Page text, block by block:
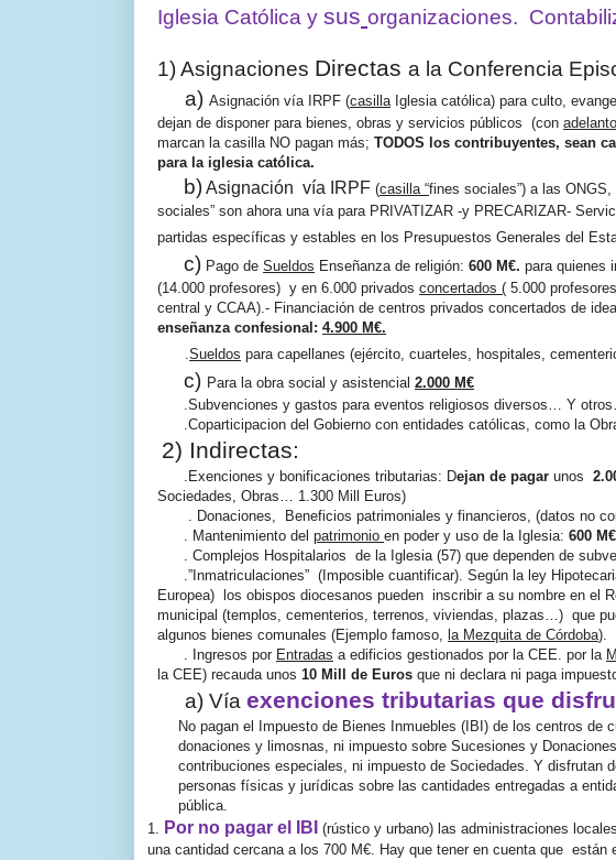
Iglesia Católica ysus organizaciones.
1) Asignaciones Directasa la Conferencia
a)Asignación vía IRPF (casillaIglesia católica) para culto,
dejan de disponer para bienes, obras y servicios públicos
(con
marcan la casilla NO pagan más;TODOS los contribuyentes, sean
para la iglesia católica.
b)Asignación vía IRPF(casilla “fines sociales”) a las
sociales” son ahora una vía para PRIVATIZAR -y PRECARIZAR-
partidas específicas y estables en los Presupuestos Generales del
c) Pago deSueldos Enseñanza de religión:600 M€. para quienes
(14.000 profesores) y en 6.000 privadosconcertados ( 5.000
central y CCAA).- Financiación de centros privados concertados de
enseñanza confesional:4.900 M€.
.Sueldos para capellanes (ejército, cuarteles, hospitales,
c) Para la obra social y asistencial2.000 M€
.Subvenciones y gastos para eventos religiosos diversos… Y
.Coparticipacion del Gobierno con entidades católicas, como la
2) Indirectas:
.Exenciones y bonificaciones tributarias: Dejan de pagarunos
Sociedades, Obras… 1.300 Mill Euros)
. Donaciones,
Beneficios patrimoniales y financieros, (datos no
. Mantenimiento delpatrimonioen poder y uso de la Iglesia:600 M€
. Complejos Hospitalarios
de la Iglesia (57) que dependen de
.”Inmatriculaciones” (Imposible cuantificar). Según la ley
Europea)
los obispos diocesanos pueden inscribir a su nombre en el
municipal (templos, cementerios, terrenos, viviendas, plazas…) que
algunos bienes comunales (Ejemplo famoso, la Mezquita de Córdoba).
. Ingresos por Entradas a edificios gestionados por la CEE. por la
la CEE) recauda unos10 Mill de Eurosque ni declara ni paga
a) Víaexenciones tributarias que
No pagan el Impuesto de Bienes Inmuebles (IBI) de los centros de
donaciones y limosnas, ni impuesto sobre Sucesiones y
contribuciones especiales, ni impuesto de Sociedades. Y disfrutan
personas físicas y jurídicas sobre las cantidades entregadas a
pública.
1. Por no pagar el IBI (rústico y urbano) las administraciones
una cantidad cercana a los 700 M€. Hay que tener en cuenta que están